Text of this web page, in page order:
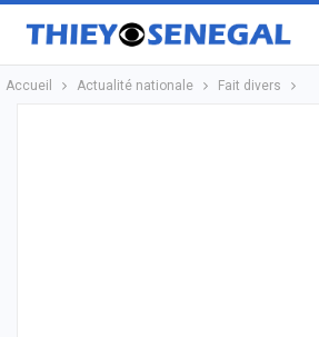
Accueil Actualité nationale Fait divers